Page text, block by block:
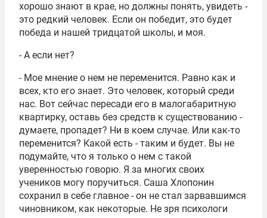
хорошо знают в крае, но должны понять, увидеть -
это редкий человек. Если он победит, это будет
победа и нашей тридцатой школы, и моя.
- А если нет?
- Мое мнение о нем не переменится. Равно как и
всех, кто его знает. Это человек, который среди
нас. Вот сейчас пересади его в малогабаритную
квартирку, оставь без средств к существованию -
думаете, пропадет? Ни в коем случае. Или как-то
переменится? Какой есть - таким и будет. Вы не
подумайте, что я только о нем с такой
уверенностью говорю. Я за многих своих
учеников могу поручиться. Саша Хлопонин
сохранил в себе главное - он не стал зарвавшимся
чиновником, как некоторые. Не зря психологи